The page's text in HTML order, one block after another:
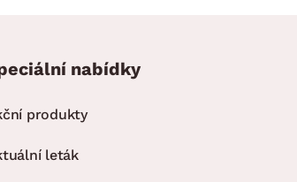
nabídky
produkty
leták